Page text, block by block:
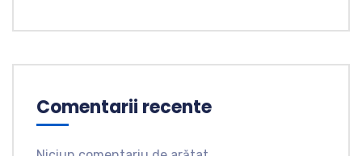
Comentarii recente